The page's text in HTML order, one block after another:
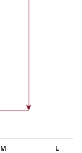
M L